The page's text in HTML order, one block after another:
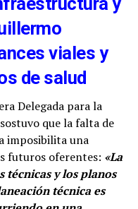
viales y
de salud
Delegada para la
que la falta de
imposibilita una
futuros oferentes: «La
técnicas y los planos
técnica es